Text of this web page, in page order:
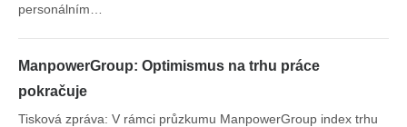
personálním…
ManpowerGroup: Optimismus na trhu práce
pokračuje
Tisková zpráva: V rámci průzkumu ManpowerGroup index trhu